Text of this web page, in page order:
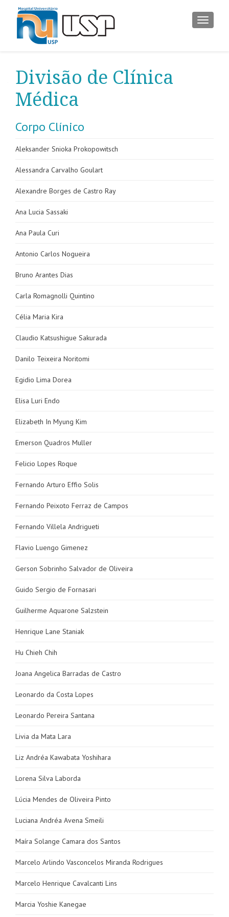
Divisão de Clínica
Médica
Corpo Clínico
Aleksander Snioka Prokopowitsch
Alessandra Carvalho Goulart
Alexandre Borges de Castro Ray
Ana Lucia Sassaki
Ana Paula Curi
Antonio Carlos Nogueira
Bruno Arantes Dias
Carla Romagnolli Quintino
Célia Maria Kira
Claudio Katsushigue Sakurada
Danilo Teixeira Noritomi
Egidio Lima Dorea
Elisa Luri Endo
Elizabeth In Myung Kim
Emerson Quadros Muller
Felicio Lopes Roque
Fernando Arturo Effio Solis
Fernando Peixoto Ferraz de Campos
Fernando Villela Andrigueti
Flavio Luengo Gimenez
Gerson Sobrinho Salvador de Oliveira
Guido Sergio de Fornasari
Guilherme Aquarone Salzstein
Henrique Lane Staniak
Hu Chieh Chih
Joana Angelica Barradas de Castro
Leonardo da Costa Lopes
Leonardo Pereira Santana
Livia da Mata Lara
Liz Andréa Kawabata Yoshihara
Lorena Silva Laborda
Lúcia Mendes de Oliveira Pinto
Luciana Andréa Avena Smeili
Maíra Solange Camara dos Santos
Marcelo Arlindo Vasconcelos Miranda Rodrigues
Marcelo Henrique Cavalcanti Lins
Marcia Yoshie Kanegae